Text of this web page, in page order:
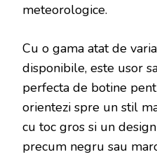
meteorologice.
Cu o gama atat de
disponibile, este usor
perfecta de botine
orientezi spre un stil
cu toc gros si un
precum negru sau